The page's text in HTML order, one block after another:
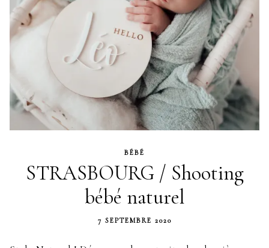
BÉBÉ
STRASBOURG / Shooting
bébé naturel
7 SEPTEMBRE 2020